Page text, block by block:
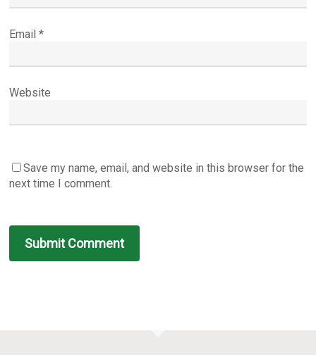
Email*
Website
Save my name, email, and website in this browser for the
next time I comment.